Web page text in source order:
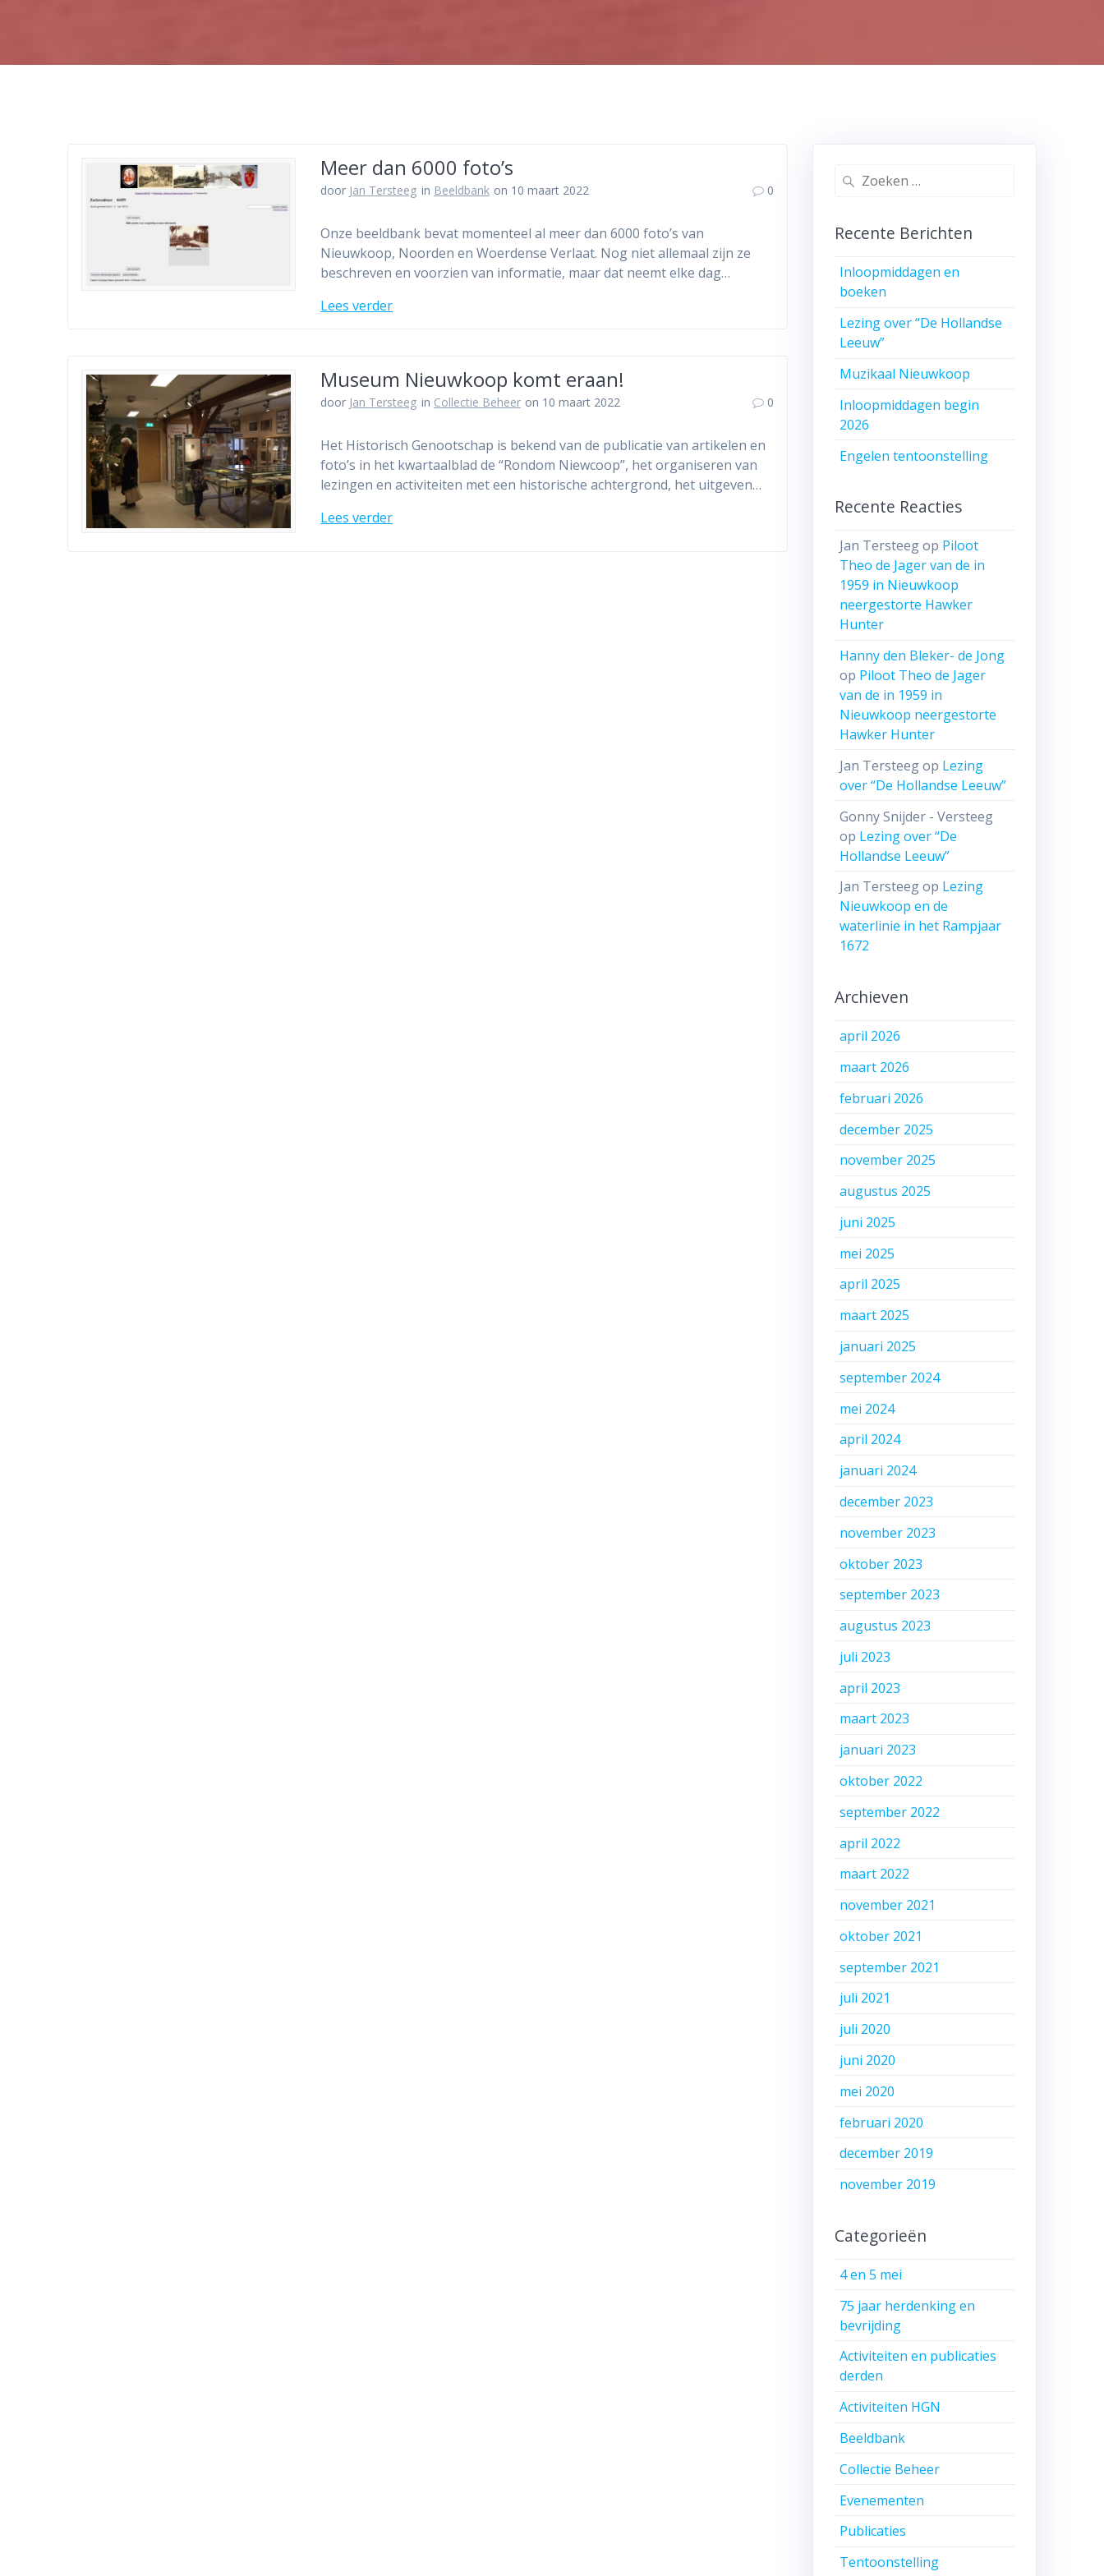
Meer dan 6000 foto’s
door Jan Tersteeg in Beeldbank on 10 maart 2022 0
Onze beeldbank bevat momenteel al meer dan 6000 foto’s van
Nieuwkoop, Noorden en Woerdense Verlaat. Nog niet allemaal zijn ze
beschreven en voorzien van informatie, maar dat neemt elke dag…
Lees verder
Museum Nieuwkoop komt eraan!
door Jan Tersteeg in Collectie Beheer on 10 maart 2022 0
Het Historisch Genootschap is bekend van de publicatie van artikelen en
foto’s in het kwartaalblad de “Rondom Niewcoop”, het organiseren van
lezingen en activiteiten met een historische achtergrond, het uitgeven…
Lees verder
Zoeken
Recente Berichten
Inloopmiddagen en
boeken
Lezing over “De Hollandse
Leeuw”
Muzikaal Nieuwkoop
Inloopmiddagen begin
2026
Engelen tentoonstelling
Recente Reacties
Jan Tersteegop Piloot
Theo de Jager van de in
1959 in Nieuwkoop
neergestorte Hawker
Hunter
Hanny den Bleker- de Jong
op Piloot Theo de Jager
van de in 1959 in
Nieuwkoop neergestorte
Hawker Hunter
Jan Tersteegop Lezing
over “De Hollandse Leeuw”
Gonny Snijder - Versteeg
op Lezing over “De
Hollandse Leeuw”
Jan Tersteegop Lezing
Nieuwkoop en de
waterlinie in het Rampjaar
1672
Archieven
april 2026
maart 2026
februari 2026
december 2025
november 2025
augustus 2025
juni 2025
mei 2025
april 2025
maart 2025
januari 2025
september 2024
mei 2024
april 2024
januari 2024
december 2023
november 2023
oktober 2023
september 2023
augustus 2023
juli 2023
april 2023
maart 2023
januari 2023
oktober 2022
september 2022
april 2022
maart 2022
november 2021
oktober 2021
september 2021
juli 2021
juli 2020
juni 2020
mei 2020
februari 2020
december 2019
november 2019
Categorieën
4 en 5 mei
75 jaar herdenking en
bevrijding
Activiteiten en publicaties
derden
Activiteiten HGN
Beeldbank
Collectie Beheer
Evenementen
Publicaties
Tentoonstelling